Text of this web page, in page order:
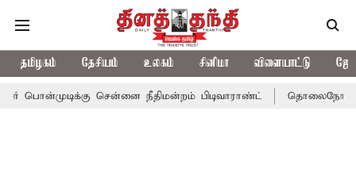
தமிழகம் தேசியம் உலகம் சினிமா விளையாட்டு
சென்னை நீதிமன்றம் பிடிவாராண்ட் தொலைநோக்கு